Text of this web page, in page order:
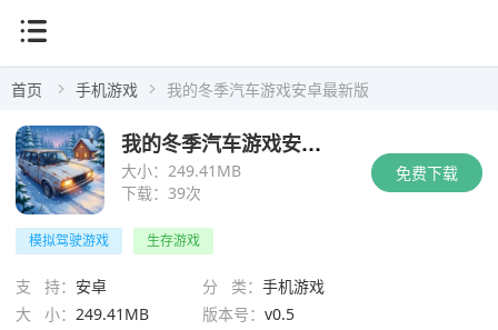
首页 手机游戏 我的冬季汽车游戏安卓最新版
免费下载
大小： 249.41MB
下载： 39次
我的冬季汽车游戏安卓最新版
模拟驾驶游戏 生存游戏
支 持： 安卓 分 类： 手机游戏
大 小： 249.41MB 版本号： v0.5